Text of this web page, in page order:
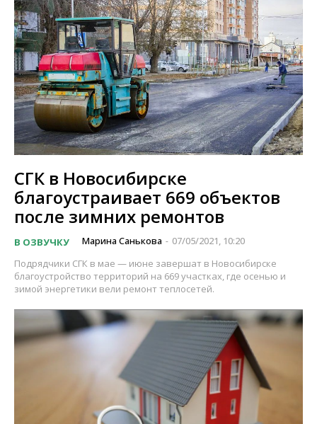
СГК в Новосибирске
благоустраивает 669 объектов
после зимних ремонтов
В ОЗВУЧКУ Марина Санькова - 07/05/2021, 10:20
Подрядчики СГК в мае — июне завершат в Новосибирске
благоустройство территорий на 669 участках, где осенью и
зимой энергетики вели ремонт теплосетей.